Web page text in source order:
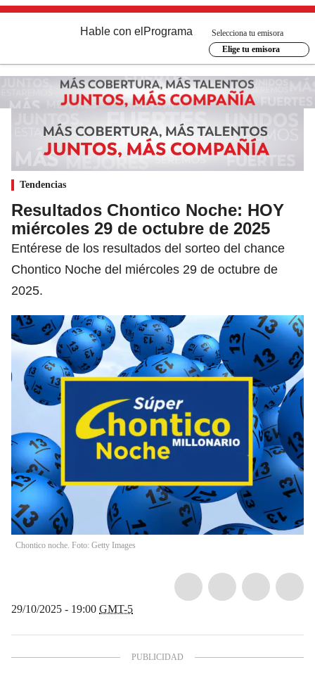
Hable con el Programa
Selecciona tu emisora
Elige tu emisora
Tendencias
Resultados Chontico Noche: HOY
miércoles 29 de octubre de 2025
Entérese de los resultados del sorteo del chance
Chontico Noche del miércoles 29 de octubre de
2025.
Chontico noche. Foto: Getty Images
29/10/2025 - 19:00 GMT-5